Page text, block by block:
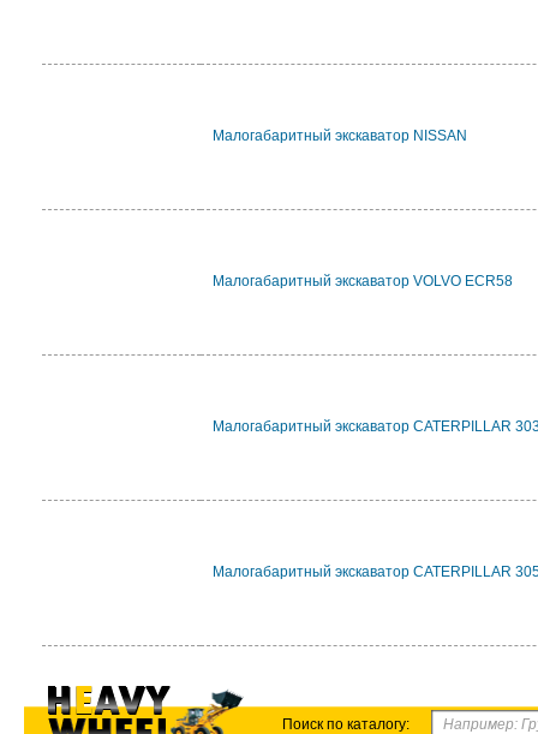
Малогабаритный экскаватор NISSAN
Малогабаритный экскаватор VOLVO ECR58
Малогабаритный экскаватор CATERPILLAR
Малогабаритный экскаватор CATERPILLAR
Поиск по каталогу: